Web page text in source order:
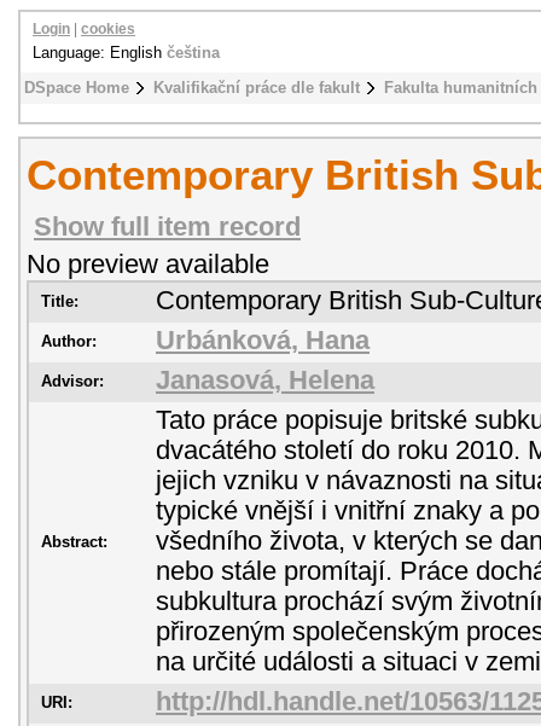
DSpace Home Kvalifikační práce dle fakult Fakulta
Login cookies
Language: English čeština
Contemporary British
Show full item record
No preview available
Title: Contemporary British Sub-
Author: Urbánková, Hana
Advisor: Janasová, Helena
Abstract:
Tato práce popisuje britské
dvacátého století do roku 2010.
jejich vzniku v návaznosti na
typické vnější i vnitřní znaky a
všedního života, v kterých se
nebo stále promítají. Práce
subkultura prochází svým
přirozeným společenským
na určité události a situaci v
URI: http://hdl.handle.net/10563/